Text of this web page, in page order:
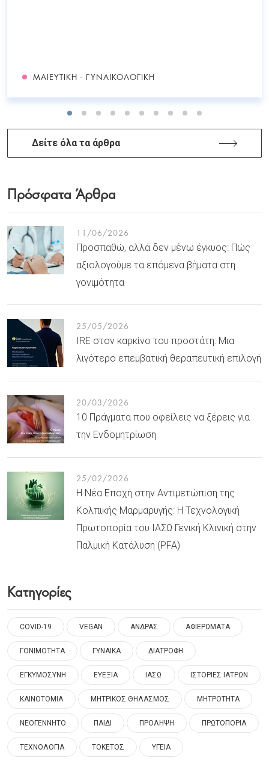
ΜΑΙΕΥΤΙΚΉ - ΓΥΝΑΙΚΟΛΟΓΙΚΉ
Δείτε όλα τα άρθρα
Πρόσφατα Άρθρα
11/06/2026
Προσπαθώ, αλλά δεν μένω έγκυος: Πώς
αξιολογούμε τα επόμενα βήματα στη
γονιμότητα
25/05/2026
IRE στον καρκίνο του προστάτη: Μια
λιγότερο επεμβατική θεραπευτική επιλογή
20/03/2026
10 Πράγματα που οφείλεις να ξέρεις για
την Ενδομητρίωση
25/02/2026
Η Νέα Εποχή στην Αντιμετώπιση της
Κολπικής Μαρμαρυγής: Η Τεχνολογική
Πρωτοπορία του ΙΑΣΩ Γενική Κλινική στην
Παλμική Κατάλυση (PFA)
Κατηγορίες
COVID-19 VEGAN ΑΝΔΡΑΣ ΑΦΙΕΡΩΜΑΤΑ
ΓΟΝΙΜΟΤΗΤΑ ΓΥΝΑΙΚΑ ΔΙΑΤΡΟΦΗ
ΕΓΚΥΜΟΣΥΝΗ ΕΥΕΞΙΑ ΙΑΣΩ ΙΣΤΟΡΙΕΣ ΙΑΤΡΩΝ
ΚΑΙΝΟΤΟΜΙΑ ΜΗΤΡΙΚΟΣ ΘΗΛΑΣΜΟΣ ΜΗΤΡΟΤΗΤΑ
ΝΕΟΓΕΝΝΗΤΟ ΠΑΙΔΙ ΠΡΟΛΗΨΗ ΠΡΩΤΟΠΟΡΙΑ
ΤΕΧΝΟΛΟΓΙΑ ΤΟΚΕΤΟΣ ΥΓΕΙΑ